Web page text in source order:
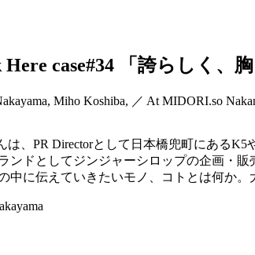
case#34 「誇らしく、
, Miho Koshiba, ／ At MIDORI.so
は、 PR Directorとして日本橋兜町にあるK5
ンドとしてジンジャーシロップの企画・
中に伝えていきたいモノ、コトとは何か